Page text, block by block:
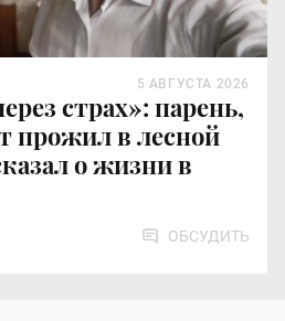
страх»: парень,
прожил в лесной
о жизни в
5 АВГУСТА 2026
ОБСУДИТЬ